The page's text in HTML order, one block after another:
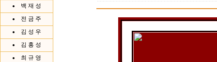
백 재 성
전 금 주
김 성 우
김 홍 성
최 규 영